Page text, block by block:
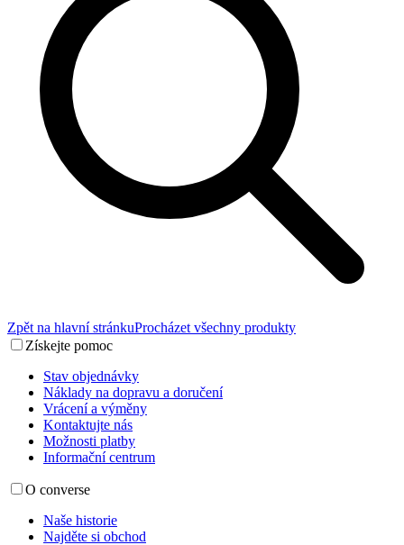
Zpět na hlavní stránkuProcházet všechny produkty
Získejte pomoc
Stav objednávky
Náklady na dopravu a doručení
Vrácení a výměny
Kontaktujte nás
Možnosti platby
Informační centrum
O converse
Naše historie
Najděte si obchod